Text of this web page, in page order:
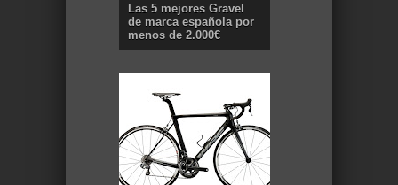
Las 5 mejores Gravel
de marca española por
menos de 2.000€